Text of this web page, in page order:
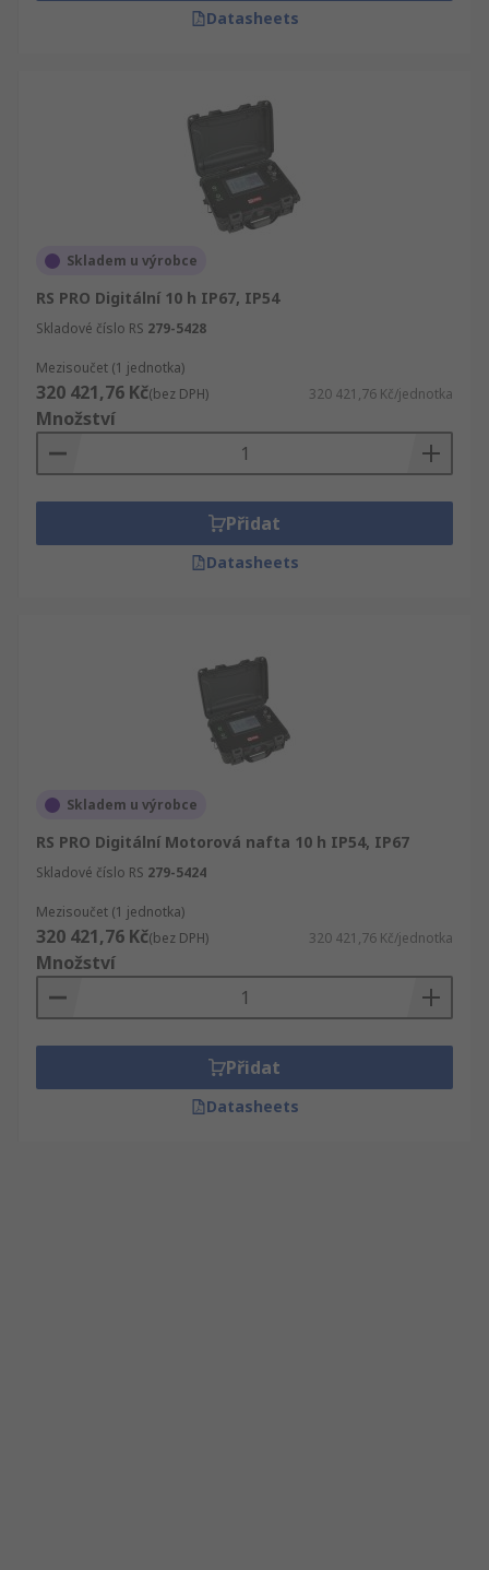
Datasheets
Skladem u výrobce
RS PRO Digitální 10 h IP67, IP54
Skladové číslo RS 279-5428
Mezisoučet (1 jednotka)
320 421,76 Kč(bez DPH) 320 421,76 Kč/jednotka
Množství
Přidat
Datasheets
Skladem u výrobce
RS PRO Digitální Motorová nafta 10 h IP54, IP67
Skladové číslo RS 279-5424
Mezisoučet (1 jednotka)
320 421,76 Kč(bez DPH) 320 421,76 Kč/jednotka
Množství
Přidat
Datasheets